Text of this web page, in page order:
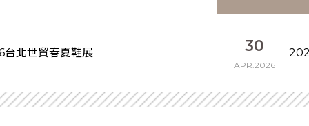
30 2026台北世貿秋冬鞋展